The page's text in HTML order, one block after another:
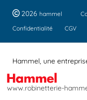
2026 hammel
Confidentialité
CGV
Hammel, une
www.robinetterie-